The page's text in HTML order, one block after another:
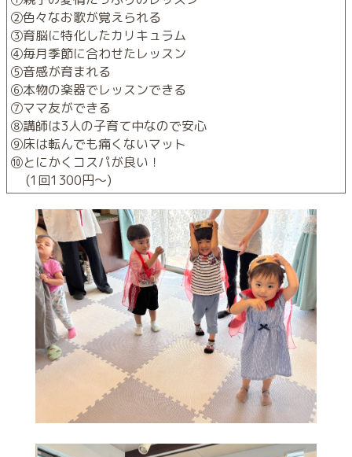
②色々なお歌が覚えられる
③育脳に特化したカリキュラム
④毎月季節に合わせたレッスン
⑤音感が育まれる
⑥本物の楽器でレッスンできる
⑦ママ友ができる
⑧講師は3人の子育て中なので安心
⑨床は転んでも痛くないマット
⑩とにかくコスパが良い！
(1回1300円～)